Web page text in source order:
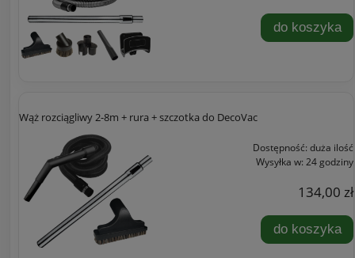
do koszyka
Wąż rozciągliwy 2-8m + rura + szczotka do DecoVac
Dostępność: duża ilość
Wysyłka w: 24 godziny
134,00 zł
do koszyka